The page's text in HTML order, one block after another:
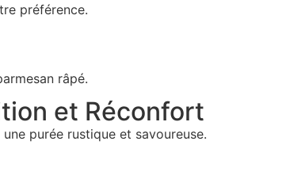
préférence.
râpé.
et Réconfort
purée rustique et savoureuse.